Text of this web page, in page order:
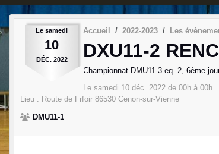
Le samedi
10
DÉC. 2022
Accueil 2022-2023 Les
DXU11-2
Championnat DMU11-3 eq. 2, 6ème
Le samedi 10 déc. 2022 de 00h à 00h
Lieu : Route de Frfoir 86530 Cenon-sur-Vienne
DMU11-1